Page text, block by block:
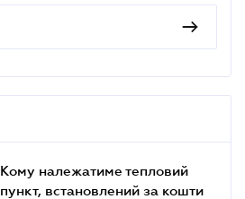
Кому належатиме тепловий
пункт, встановлений за кошти